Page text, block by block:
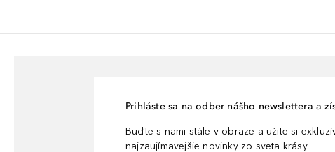
Prihláste sa na odber nášho newslettera a
Buďte s nami stále v obraze a užite si
najzaujímavejšie novinky zo sveta krásy.